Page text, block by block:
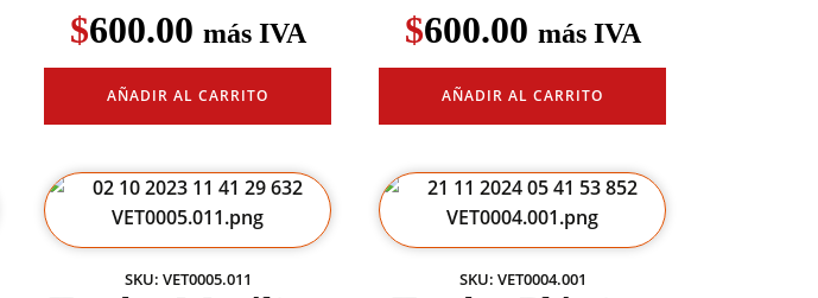
$600.00 más IVA
AÑADIR AL CARRITO
$600.00 más IVA
AÑADIR AL CARRITO
SKU: VET0005.011 SKU: VET0004.001